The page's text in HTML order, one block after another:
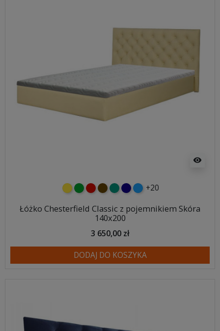
visibility
żółtyzielonyczerwony
czekoladowy
turkusowy
granatowy
niebieski
+20
Łóżko Chesterfield Classic z pojemnikiem Skóra
140x200
3 650,00 zł
DODAJ DO KOSZYKA